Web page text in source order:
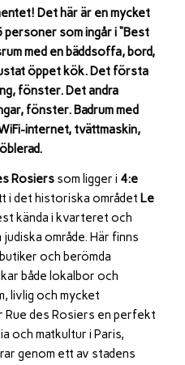
Det här är en mycket
som ingår i “Best
med en bäddsoffa, bord,
öppet kök. Det första
fönster. Det andra
fönster. Badrum med
internet, tvättmaskin,
Rosierssom ligger i 4:e
i det historiska området Le
kända i kvarteret och
område. Här finns
och berömda
både lokalbor och
livlig och mycket
des Rosiers en perfekt
och matkultur i Paris,
genom ett av stadens